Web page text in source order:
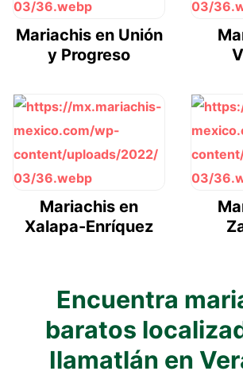
Mariachis en Unión
y Progreso
Mariachis en
Xalapa-Enríquez
Encuentra
baratos
Ilamatlán en